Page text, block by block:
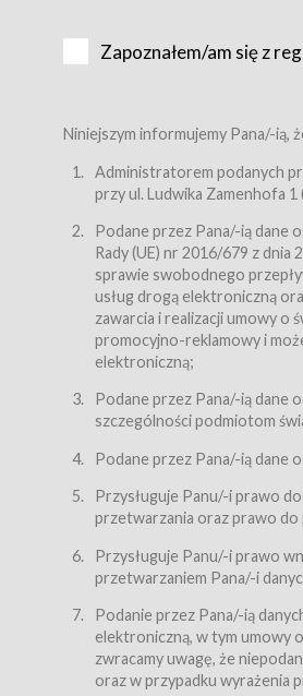
Karnety – wybrane
Bilety – wybrane
przewidziane przez
filmowych, wydarzeniach
Sklep – sklep internetowy
Regulamin – niniejszy
§ 2
Postanowienia ogólne
Regulamin określa zasady:
świadczenia
zasady świadczenia
przetwarzania przez
Usługodawca świadczy w
dnia 18 lipca 2002 r. o
nieodpłatnie.
usługę przeglądania i
usługę newsletter,
usługę zawierania na
usługę zawierania na
Usługodawca świadczy
(Dz.U. z 2002 r., Nr 144,
Zapoznałem/am się z
Niniejszym informujemy Pana/-ią,
Administratorem podanych
przy ul. Ludwika Zamenhofa 1
Podane przez Pana/-ią dane
Rady (UE) nr 2016/679 z
sprawie swobodnego
usług drogą elektroniczną
zawarcia i realizacji umowy o
promocyjno-reklamowy i
elektroniczną;
Podane przez Pana/-ią dane
szczególności podmiotom
Podane przez Pana/-ią dane
Przysługuje Panu/-i prawo
przetwarzania oraz prawo do
Przysługuje Panu/-i prawo
przetwarzaniem Pana/-i
Podanie przez Pana/-ią
elektroniczną, w tym umowy
zwracamy uwagę, że
oraz w przypadku wyrażenia